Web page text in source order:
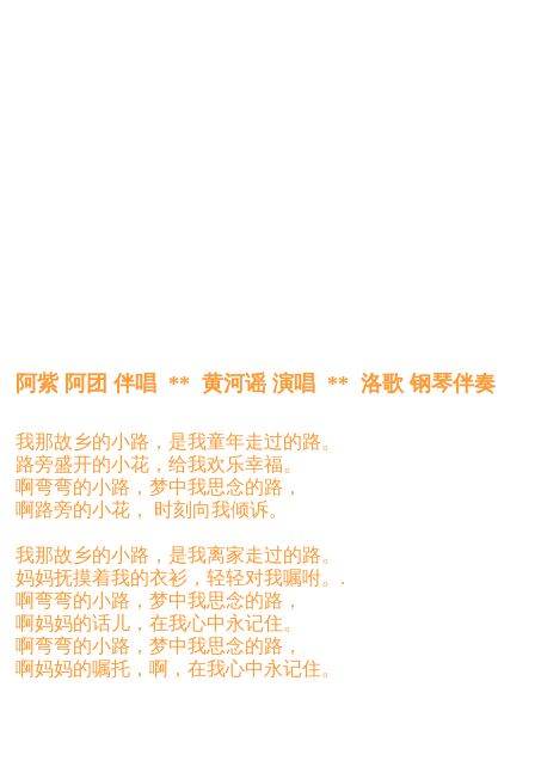
阿紫 阿团 伴唱 ** 黄河谣 演唱 ** 洛歌 钢琴伴奏
我那故乡的小路，是我童年走过的路。
路旁盛开的小花，给我欢乐幸福。
啊弯弯的小路，梦中我思念的路，
啊路旁的小花， 时刻向我倾诉。
我那故乡的小路，是我离家走过的路。
妈妈抚摸着我的衣衫，轻轻对我嘱咐。.
啊弯弯的小路，梦中我思念的路，
啊妈妈的话儿，在我心中永记住。
啊弯弯的小路，梦中我思念的路，
啊妈妈的嘱托，啊，在我心中永记住。